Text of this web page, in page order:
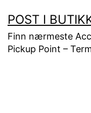
til
innhold
POST I
Finn nærmeste
Pickup Point –